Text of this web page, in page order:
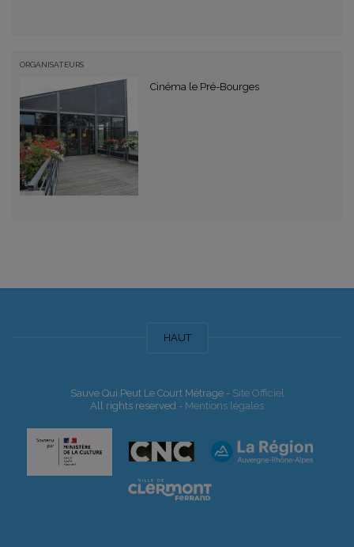
ORGANISATEURS
Cinéma le Pré-Bourges
HAUT
Sauve Qui Peut Le Court Métrage - Site Officiel
All rights reserved - Mentions légales